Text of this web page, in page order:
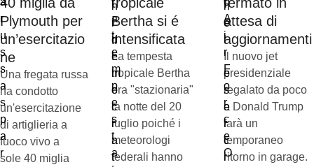
Plymouth per
un’esercitazio
ne
Una fregata russa
ha condotto
un'esercitazione
di artiglieria a
fuoco vivo a
sole 40 miglia
Bertha si é
intensificata
La tempesta
tropicale Bertha
era "stazionaria"
la notte del 20
luglio poiché i
meteorologi
federali hanno
attesa di
aggiornamenti
Il nuovo jet
presidenziale
regalato da poco
a Donald Trump
farà un
temporaneo
ritorno in garage.